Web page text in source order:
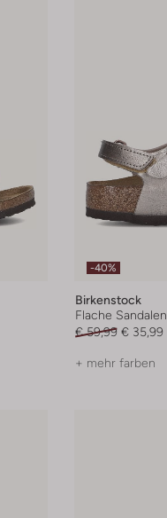
-40%
Birkenstock
Flache Sandalen
€ 59,99 € 35,99
+ mehr farben